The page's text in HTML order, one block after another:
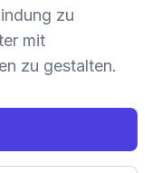
zu
mit
zu gestalten.